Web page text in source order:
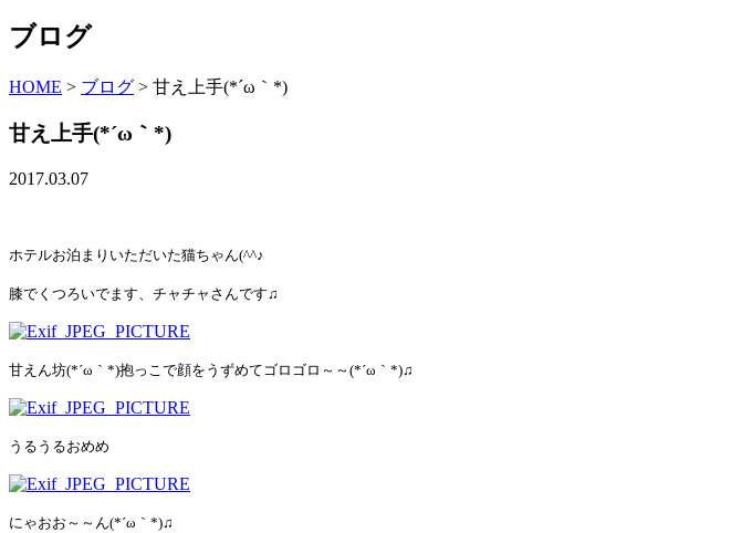
ブログ
HOME > ブログ > 甘え上手(*´ω｀*)
甘え上手(*´ω｀*)
2017.03.07
ホテルお泊まりいただいた猫ちゃん(^^♪
膝でくつろいでます、チャチャさんです♫
甘えん坊(*´ω｀*)抱っこで顔をうずめてゴロゴロ～～(*´ω｀*)♫
うるうるおめめ
にゃおお～～ん(*´ω｀*)♫